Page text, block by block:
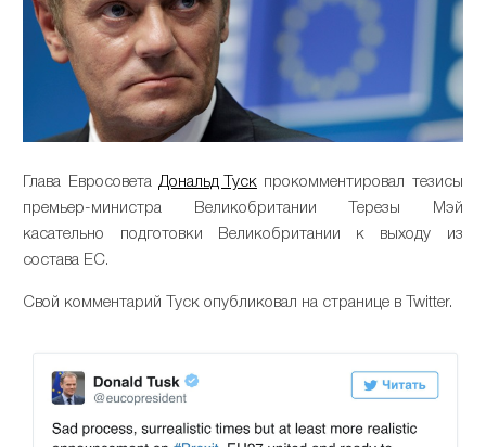
Глава Евросовета Дональд Туск прокомментировал тезисы
премьер-министра Великобритании Терезы Мэй
касательно подготовки Великобритании к выходу из
состава ЕС.
Свой комментарий Туск опубликовал на странице в Twitter.